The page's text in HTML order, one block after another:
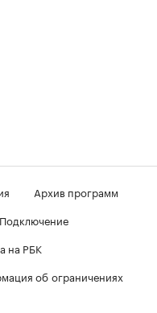
Архив программ
Подключение
на РБК
об ограничениях